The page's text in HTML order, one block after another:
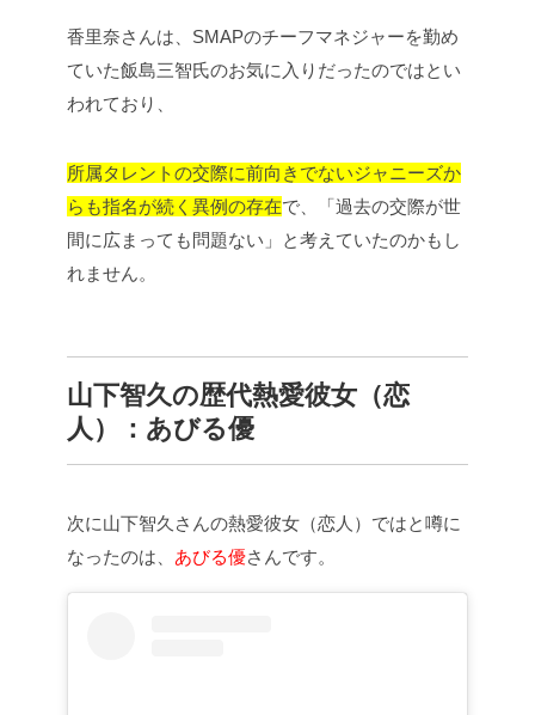
香里奈さんは、SMAPのチーフマネジャーを勤め
ていた飯島三智氏のお気に入りだったのではとい
われており、
所属タレントの交際に前向きでないジャニーズか
らも指名が続く異例の存在で、「過去の交際が世
間に広まっても問題ない」と考えていたのかもし
れません。
山下智久の歴代熱愛彼女（恋
人）：あびる優
次に山下智久さんの熱愛彼女（恋人）ではと噂に
なったのは、 あびる優さんです。